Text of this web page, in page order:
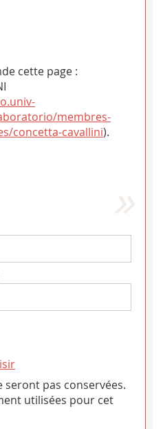
cette page :
membres-
concetta-cavallini).
seront pas conservées.
utilisées pour cet